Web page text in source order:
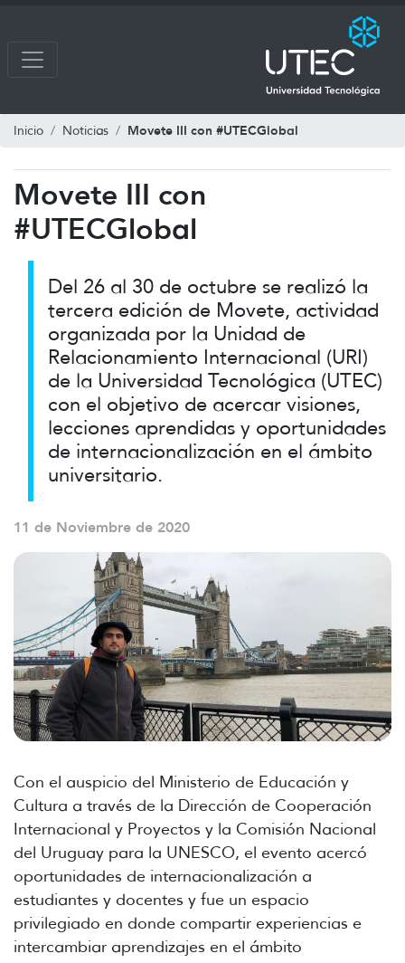
Inicio Noticias Movete III con #UTECGlobal
Movete III con
#UTECGlobal
Del 26 al 30 de octubre se realizó la
tercera edición de Movete, actividad
organizada por la Unidad de
Relacionamiento Internacional (URI)
de la Universidad Tecnológica (UTEC)
con el objetivo de acercar visiones,
lecciones aprendidas y oportunidades
de internacionalización en el ámbito
universitario.
11 de Noviembre de 2020
Con el auspicio del Ministerio de Educación y
Cultura a través de la Dirección de Cooperación
Internacional y Proyectos y la Comisión Nacional
del Uruguay para la UNESCO, el evento acercó
oportunidades de internacionalización a
estudiantes y docentes y fue un espacio
privilegiado en donde compartir experiencias e
intercambiar aprendizajes en el ámbito